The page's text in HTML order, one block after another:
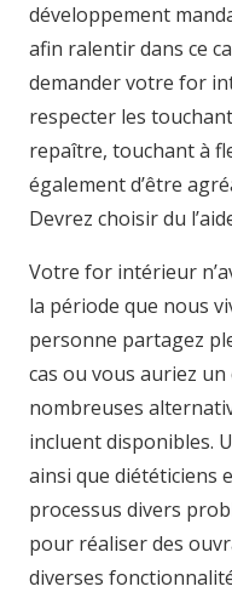
développement
afin ralentir dans ce
demander votre for
respecter les
repaître, touchant à
également d’être
Devrez choisir du
Votre for intérieur
la période que nous
personne partagez
cas ou vous auriez
nombreuses
incluent disponibles.
ainsi que diététiciens
processus divers
pour réaliser des
diverses